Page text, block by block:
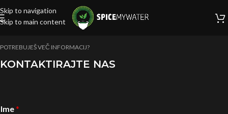
Skip to navigation
Skip to main content
POTREBUJEŠ VEČ INFORMACIJ?
KONTAKTIRAJTE NAS
Ime*